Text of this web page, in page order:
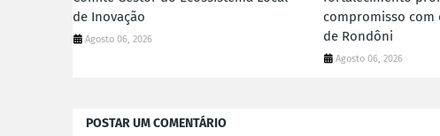
de Inovação
Agosto 06, 2026
compromisso com
de Rondôni
Agosto 06, 2026
POSTAR UM COMENTÁRIO